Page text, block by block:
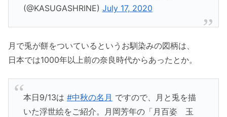
(@KASUGASHRINE) July 17, 2020
月で兎が餅をついているというお馴染みの図柄は、
日本では1000年以上前の奈良時代からあったとか。
本日9/13は #中秋の名月 ですので、月と兎を描
いた浮世絵をご紹介。月岡芳年の「月百姿 玉